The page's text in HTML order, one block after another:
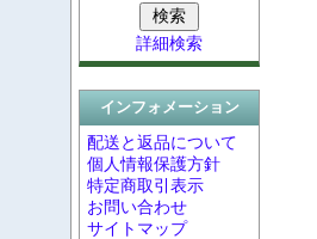
詳細検索
インフォメーション
配送と返品について
個人情報保護方針
特定商取引表示
お問い合わせ
サイトマップ